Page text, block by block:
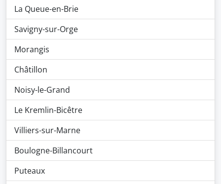
La Queue-en-Brie
Savigny-sur-Orge
Morangis
Châtillon
Noisy-le-Grand
Le Kremlin-Bicêtre
Villiers-sur-Marne
Boulogne-Billancourt
Puteaux